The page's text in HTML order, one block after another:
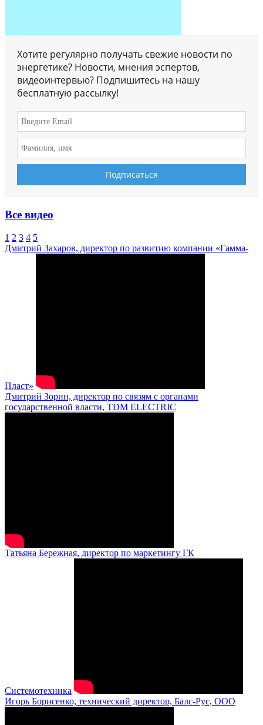
Хотите регулярно получать свежие новости по
энергетике? Новости, мнения эспертов,
видеоинтервью? Подпишитесь на нашу
бесплатную рассылку!
Все видео
1 2 3 4 5
Дмитрий Захаров, директор по развитию компании «Гамма-
Пласт»
Дмитрий Зорин, директор по связям с органами
государственной власти, TDM ELECTRIC
Татьяна Бережная, директор по маркетингу ГК
Системотехника
Игорь Борисенко, технический директор, Балс-Рус, ООО